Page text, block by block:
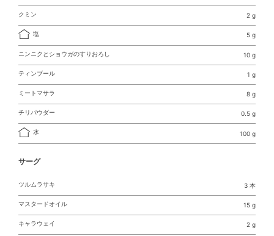
クミン 2 g
塩 5 g
ニンニクとショウガのすりおろし 10 g
ティンブール 1 g
ミートマサラ 8 g
チリパウダー 0.5 g
水 100 g
サーグ
ツルムラサキ 3 本
マスタードオイル 15 g
キャラウェイ 2 g